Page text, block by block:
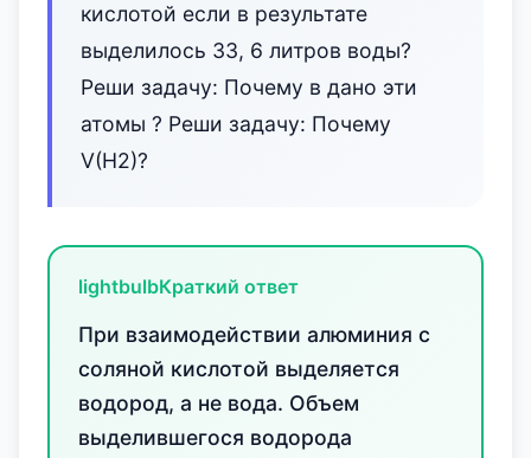
кислотой если в результате
выделилось 33, 6 литров воды?
Реши задачу: Почему в дано эти
атомы ? Реши задачу: Почему
V(H2)?
lightbulbКраткий ответ
При взаимодействии алюминия с
соляной кислотой выделяется
водород, а не вода. Объем
выделившегося водорода